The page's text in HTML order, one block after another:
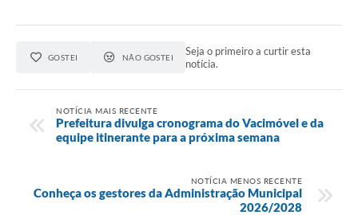
GOSTEI NÃO GOSTEI
Seja o primeiro a curtir esta
notícia.
NOTÍCIA MAIS RECENTE
Prefeitura divulga cronograma do Vacimóvel e da
equipe itinerante para a próxima semana
NOTÍCIA MENOS RECENTE
Conheça os gestores da Administração Municipal
2026/2028